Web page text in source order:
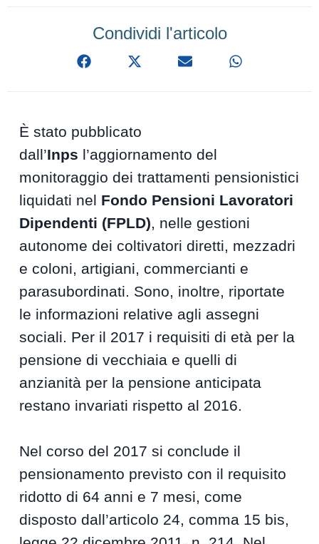
Condividi l'articolo
È stato pubblicato
dall’Inps l’aggiornamento del
monitoraggio dei trattamenti pensionistici
liquidati nel Fondo Pensioni Lavoratori
Dipendenti (FPLD), nelle gestioni
autonome dei coltivatori diretti, mezzadri
e coloni, artigiani, commercianti e
parasubordinati. Sono, inoltre, riportate
le informazioni relative agli assegni
sociali. Per il 2017 i requisiti di età per la
pensione di vecchiaia e quelli di
anzianità per la pensione anticipata
restano invariati rispetto al 2016.
Nel corso del 2017 si conclude il
pensionamento previsto con il requisito
ridotto di 64 anni e 7 mesi, come
disposto dall’articolo 24, comma 15 bis,